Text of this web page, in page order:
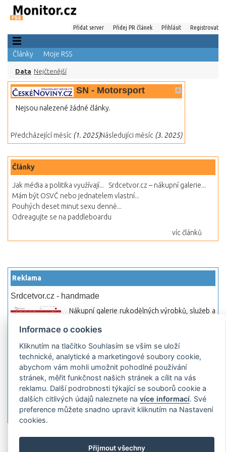
Přidat server Přidej PR článek Přihlásit Registrovat
Články Moje RSS
Data Nejčtenější
SN - Motorsport
Nejsou nalezené žádné články.
Předcházející měsíc (1. 2025)Následujíci měsíc (3. 2025)
Články
Jak média a politika využívají...
Srdcetvor.cz – nákupní galerie...
Mám být OSVČ nebo jednatelem vlastní...
Pouhých deset minut sexu denně...
Odreagujte se na paddleboardu
víc článků
Reklama
Srdcetvor.cz - handmade
Nákupní galerie rukodělných výrobků, služeb a
začít prodávat nebo jen nakupovat.
Hledej-hosting.cz - webhosting, VPS
hosting
Přehled webhostingových, multihosting a VPS
hosting programů s možností jejich
pokročilého vyhledávání a porovnávání.
Najděte si jednoduše vhodný hosting.
Reklama Podmínky používání
Informace o cookies
Kliknutím na tlačítko Souhlasím se vším se uloží
technické, analytické a marketingové soubory cookie,
abychom vám mohli umožnit pohodlné používání
stránek, měřit funkčnost našich stránek a cílit na vás
reklamu. Další podrobnosti týkající se souborů cookie a
dalších citlivých údajů naleznete navíce informací. Své
preference můžete snadno upravit kliknutím na Nastavení
cookies.
Přijmout všechny